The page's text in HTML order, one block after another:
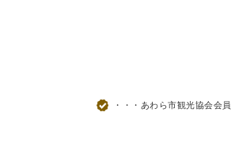
・・・あわら市観光協会会員